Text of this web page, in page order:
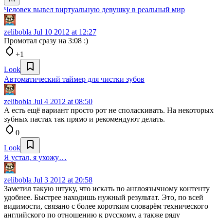
Человек вывел виртуальную девушку в реальный мир
zelibobla Jul 10 2012 at 12:27
Промотал сразу на 3:08 :)
+1
Look
Автоматический таймер для чистки зубов
zelibobla Jul 4 2012 at 08:50
А есть ещё вариант просто рот не споласкивать. На некоторых
зубных пастах так прямо и рекомендуют делать.
0
Look
Я устал, я ухожу…
zelibobla Jul 3 2012 at 20:58
Заметил такую штуку, что искать по англоязычному контенту
удобнее. Быстрее находишь нужный результат. Это, по всей
видимости, связано с более коротким словарём технического
английского по отношению к русскому, а также ряду